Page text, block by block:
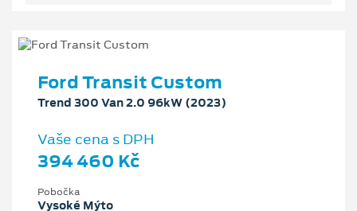
Ford Transit Custom
Trend 300 Van 2.0 96kW (2023)
Vaše cena s DPH
394 460 Kč
Pobočka
Vysoké Mýto